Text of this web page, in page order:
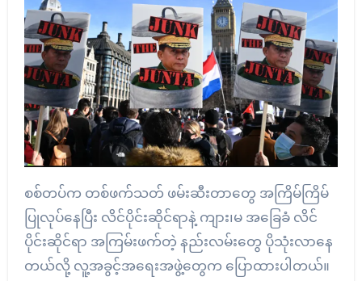
စစ်တပ်က တစ်ဖက်သတ် ဖမ်းဆီးတာတွေ အကြိမ်ကြိမ်
ပြုလုပ်နေပြီး လိင်ပိုင်းဆိုင်ရာနဲ့ ကျား၊မ အခြေခံ လိင်
ပိုင်းဆိုင်ရာ အကြမ်းဖက်တဲ့ နည်းလမ်းတွေ ပိုသုံးလာနေ
တယ်လို့ လူ့အခွင့်အရေးအဖွဲ့တွေက ပြောထားပါတယ်။